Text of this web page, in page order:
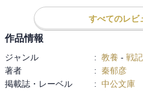
また、本土決戦を行っていたら、
土決戦をした場合には、これに近
高いと思う。参考になりました。
すべてのレビ
作品情報
ジャンル : 教養 - 戦
著者
: 秦郁彦
掲載誌・レーベル
: 中公文庫